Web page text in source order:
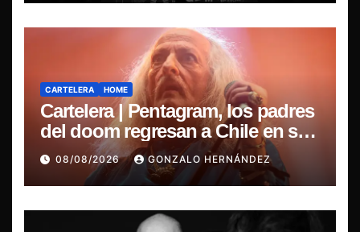
CARTELERA HOME
Cartelera | Pentagram, los padres
del doom regresan a Chile en su
última misa
08/08/2026 GONZALO HERNÁNDEZ